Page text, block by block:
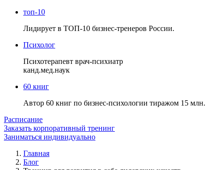
топ-10
Лидирует в ТОП-10 бизнес-тренеров России.
Психолог
Психотерапевт врач-психиатр
канд.мед.наук
60 книг
Автор 60 книг по бизнес-психологии тиражом 15 млн.
Расписание
Заказать корпоративный тренинг
Заниматься индивидуально
Главная
Блог